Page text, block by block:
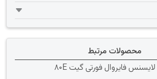
محصولات مرتبط
لایسنس فایروال فورتی گیت 80E